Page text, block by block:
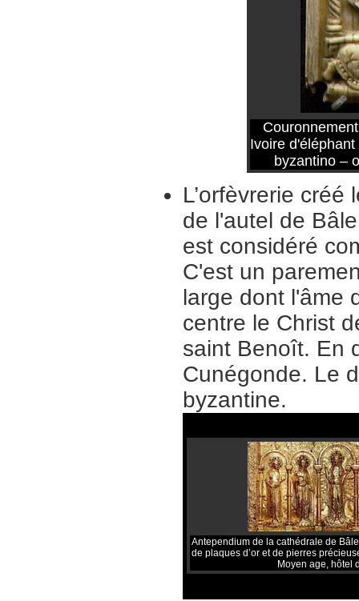
Ivoire
byzantino –
L’orfèvrerie
de l'autel de
est considéré
C'est un
large dont l'âme
centre le Christ
saint Benoît. En
Cunégonde. Le
byzantine.
Antependium de la cathédrale de
de plaques d’or et de pierres
Moyen age, hôtel